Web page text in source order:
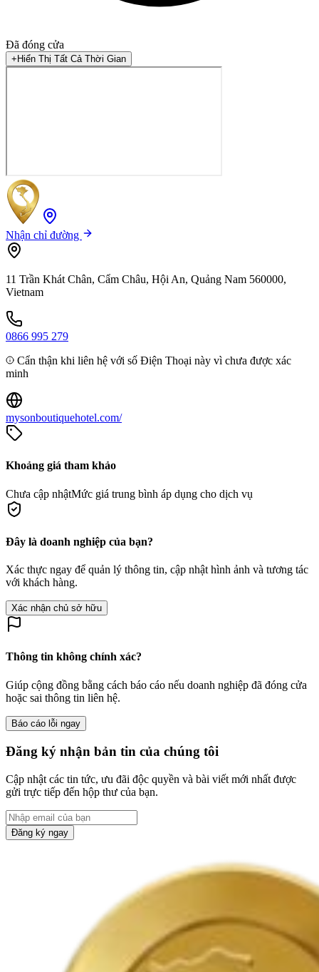
Đã đóng cửa
+ Hiển Thị Tất Cả Thời Gian
Nhận chỉ đường
11 Trần Khát Chân, Cẩm Châu, Hội An, Quảng Nam 560000,
Vietnam
0866 995 279
Cẩn thận khi liên hệ với số Điện Thoại này vì chưa được xác
minh
mysonboutiquehotel.com/
Khoảng giá tham khảo
Chưa cập nhậtMức giá trung bình áp dụng cho dịch vụ
Đây là doanh nghiệp của bạn?
Xác thực ngay để quản lý thông tin, cập nhật hình ảnh và tương tác
với khách hàng.
Xác nhận chủ sở hữu
Thông tin không chính xác?
Giúp cộng đồng bằng cách báo cáo nếu doanh nghiệp đã đóng cửa
hoặc sai thông tin liên hệ.
Báo cáo lỗi ngay
Đăng ký nhận bản tin của chúng tôi
Cập nhật các tin tức, ưu đãi độc quyền và bài viết mới nhất được
gửi trực tiếp đến hộp thư của bạn.
Đăng ký ngay